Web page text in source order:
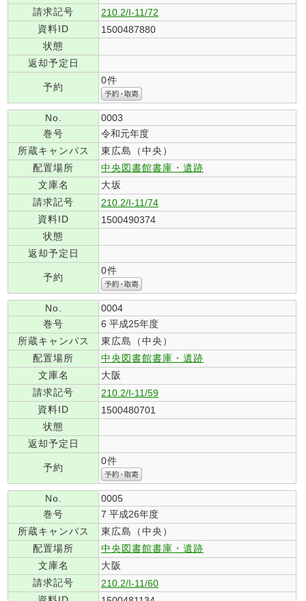
請求記号
210.2/I-11/72
資料ID
1500487880
状態
返却予定日
予約
0件
No.
0003
巻号
令和元年度
所蔵キャンパス
東広島（中央）
配置場所
中央図書館書庫・遺跡
文庫名
大坂
請求記号
210.2/I-11/74
資料ID
1500490374
状態
返却予定日
予約
0件
No.
0004
巻号
6 平成25年度
所蔵キャンパス
東広島（中央）
配置場所
中央図書館書庫・遺跡
文庫名
大阪
請求記号
210.2/I-11/59
資料ID
1500480701
状態
返却予定日
予約
0件
No.
0005
巻号
7 平成26年度
所蔵キャンパス
東広島（中央）
配置場所
中央図書館書庫・遺跡
文庫名
大阪
請求記号
210.2/I-11/60